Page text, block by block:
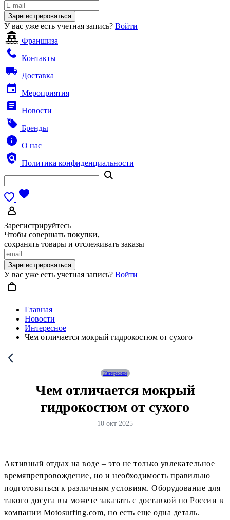
Зарегистрироваться
У вас уже есть учетная запись? Войти
Франшиза
Контакты
Доставка
Мероприятия
Новости
Бренды
О нас
Политика конфиденциальности
Зарегистрируйтесь
Чтобы совершать покупки,
сохранять товары и отслеживать заказы
Зарегистрироваться
У вас уже есть учетная запись? Войти
Главная
Новости
Интересное
Чем отличается мокрый гидрокостюм от сухого
Интересное
Чем отличается мокрый
гидрокостюм от сухого
10 окт 2025
Активный отдых на воде – это не только увлекательное
времяпрепровождение, но и необходимость правильно
подготовиться к различным условиям. Оборудование для
такого досуга вы можете заказать с доставкой по России в
компании Motosurfing.com, но есть еще одна деталь.